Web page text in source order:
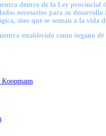
dentro de la Ley provincial
necesarios para su
sino que se suman a la vida
establecido como órgano
Koopmann